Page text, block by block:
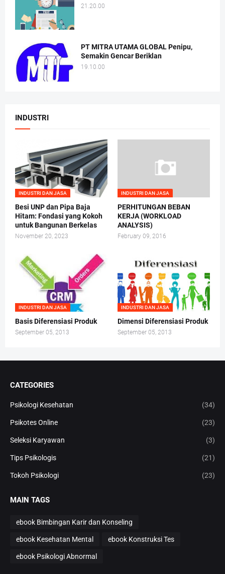
21.20.00
PT MITRA UTAMA GLOBAL Penipu,
Semakin Gencar Beriklan
19.10.00
INDUSTRI
INDUSTRI DAN JASA
Besi UNP dan Pipa Baja
Hitam: Fondasi yang Kokoh
untuk Bangunan Berkelas
November 20, 2023
INDUSTRI DAN JASA
PERHITUNGAN BEBAN
KERJA (WORKLOAD
ANALYSIS)
February 09, 2016
INDUSTRI DAN JASA
Basis Diferensiasi Produk
September 05, 2013
INDUSTRI DAN JASA
Dimensi Diferensiasi Produk
September 05, 2013
CATEGORIES
Psikologi Kesehatan (34)
Psikotes Online (23)
Seleksi Karyawan (3)
Tips Psikologis (21)
Tokoh Psikologi (23)
MAIN TAGS
ebook Bimbingan Karir dan Konseling
ebook Kesehatan Mental ebook Konstruksi Tes
ebook Psikologi Abnormal